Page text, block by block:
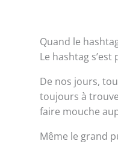
Quand le
Le hashtag
De nos jours,
toujours à
faire mouche
Même le grand